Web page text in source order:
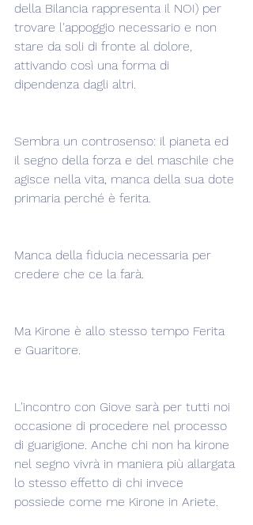
della Bilancia rappresenta il NOI) per
trovare l'appoggio necessario e non
stare da soli di fronte al dolore,
attivando così una forma di
dipendenza dagli altri.
Sembra un controsenso: il pianeta ed
il segno della forza e del maschile che
agisce nella vita, manca della sua dote
primaria perché è ferita.
Manca della fiducia necessaria per
credere che ce la farà.
Ma Kirone è allo stesso tempo Ferita
e Guaritore.
L'incontro con Giove sarà per tutti noi
occasione di procedere nel processo
di guarigione. Anche chi non ha kirone
nel segno vivrà in maniera più allargata
lo stesso effetto di chi invece
possiede come me Kirone in Ariete.